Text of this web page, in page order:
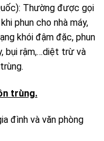
Thường được gọi
phun cho nhà máy,
khói đậm đặc, phun
bụi rậm,…diệt trừ và
trùng.
đình và văn phòng